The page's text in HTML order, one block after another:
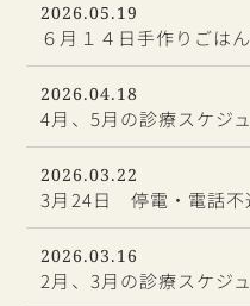
2026.05.19
６月１４日手作りごは
2026.04.18
4月、5月の診療スケジ
2026.03.22
3月24日 停電・電話不
2026.03.16
2月、3月の診療スケジ